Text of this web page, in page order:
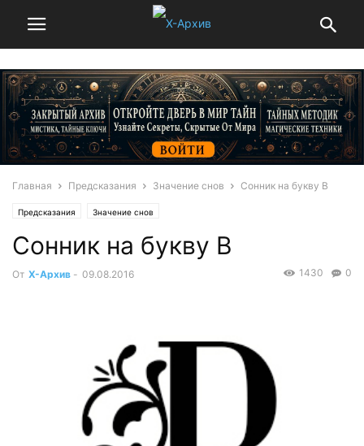
Главная Предсказания Значение снов Сонник на букву В
Предсказания Значение снов
Сонник на букву В
От Х-Архив - 09.08.2016 0
1430